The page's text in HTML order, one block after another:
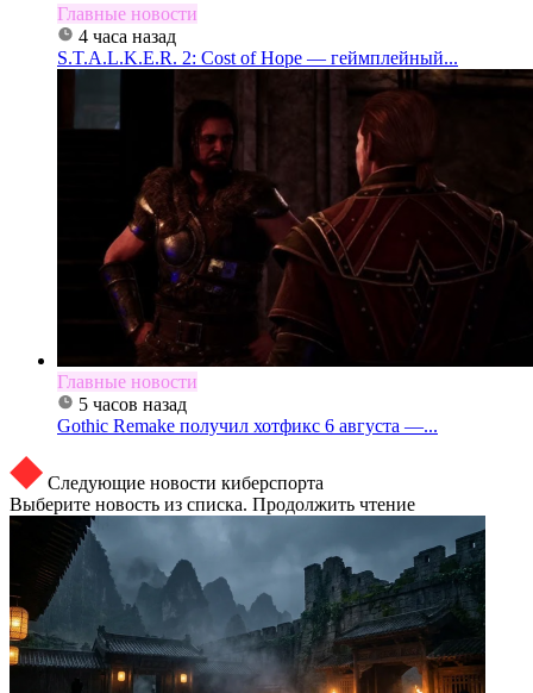
Главные новости
4 часа назад
S.T.A.L.K.E.R. 2: Cost of Hope — геймплейный...
Главные новости
5 часов назад
Gothic Remake получил хотфикс 6 августа —...
Следующие новости киберспорта
Выберите новость из списка. Продолжить чтение